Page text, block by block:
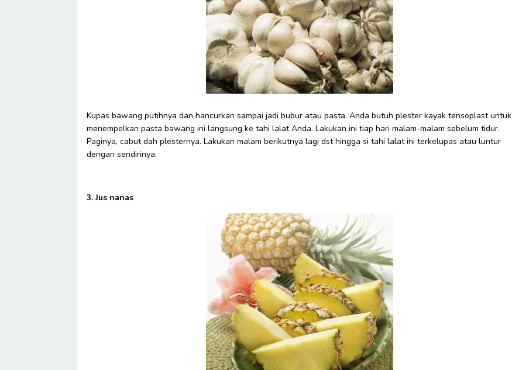
Kupas bawang putihnya dan hancurkan sampai jadi bubur atau pasta. Anda butuh plester kayak tensoplast untuk
menempelkan pasta bawang ini langsung ke tahi lalat Anda. Lakukan ini tiap hari malam-malam sebelum tidur.
Paginya, cabut dah plesternya. Lakukan malam berikutnya lagi dst hingga si tahi lalat ini terkelupas atau luntur
dengan sendirinya.
3. Jus nanas